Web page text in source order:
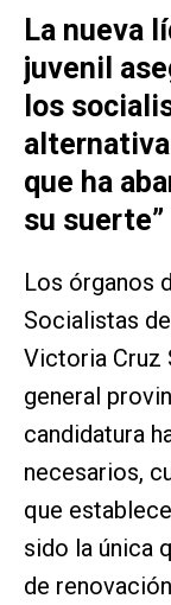
La nueva
juvenil
los
que ha
su suerte”
Los órganos
Socialistas
Victoria Cruz
general
candidatura
necesarios,
que
sido la única
de